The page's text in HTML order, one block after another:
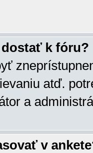
dostať k fóru?
atď.
a
v